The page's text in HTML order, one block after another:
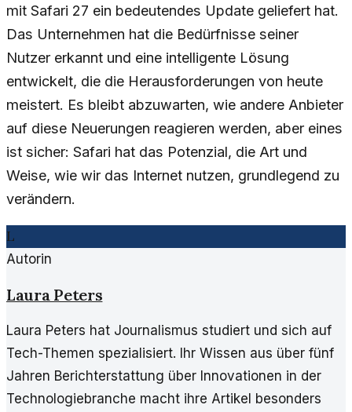
mit Safari 27 ein bedeutendes Update geliefert hat.
Das Unternehmen hat die Bedürfnisse seiner
Nutzer erkannt und eine intelligente Lösung
entwickelt, die die Herausforderungen von heute
meistert. Es bleibt abzuwarten, wie andere Anbieter
auf diese Neuerungen reagieren werden, aber eines
ist sicher: Safari hat das Potenzial, die Art und
Weise, wie wir das Internet nutzen, grundlegend zu
verändern.
L
Autorin
Laura Peters
Laura Peters hat Journalismus studiert und sich auf
Tech-Themen spezialisiert. Ihr Wissen aus über fünf
Jahren Berichterstattung über Innovationen in der
Technologiebranche macht ihre Artikel besonders